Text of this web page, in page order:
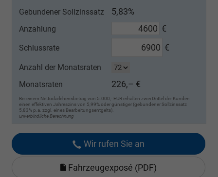
Gebundener Sollzinssatz 5,83%
Anzahlung €
Schlussrate €
Anzahl der Monatsraten
Monatsraten
226,– €
Bei einem Nettodarlehensbetrag von 5.000,- EUR erhalten zwei Drittel der Kunden
einen effektiven Jahreszins von 5,99% oder günstiger (gebundener Sollzinssatz
5,83% p.a. zzgl. eines Bearbeitungsentgelts).
unverbindliche Berechnung
Wir rufen Sie an
Fahrzeugexposé (PDF)